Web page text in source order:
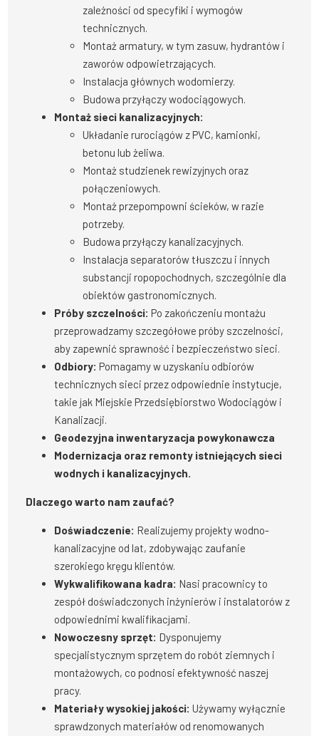
zależności od specyfiki i wymogów
technicznych.
Montaż armatury, w tym zasuw, hydrantów i
zaworów odpowietrzających.
Instalacja głównych wodomierzy.
Budowa przyłączy wodociągowych.
Montaż sieci kanalizacyjnych:
Układanie rurociągów z PVC, kamionki,
betonu lub żeliwa.
Montaż studzienek rewizyjnych oraz
połączeniowych.
Montaż przepompowni ścieków, w razie
potrzeby.
Budowa przyłączy kanalizacyjnych.
Instalacja separatorów tłuszczu i innych
substancji ropopochodnych, szczególnie dla
obiektów gastronomicznych.
Próby szczelności: Po zakończeniu montażu
przeprowadzamy szczegółowe próby szczelności,
aby zapewnić sprawność i bezpieczeństwo sieci.
Odbiory: Pomagamy w uzyskaniu odbiorów
technicznych sieci przez odpowiednie instytucje,
takie jak Miejskie Przedsiębiorstwo Wodociągów i
Kanalizacji.
Geodezyjna inwentaryzacja powykonawcza
Modernizacja oraz remonty istniejących sieci
wodnych i kanalizacyjnych.
Dlaczego warto nam zaufać?
Doświadczenie: Realizujemy projekty wodno-
kanalizacyjne od lat, zdobywając zaufanie
szerokiego kręgu klientów.
Wykwalifikowana kadra: Nasi pracownicy to
zespół doświadczonych inżynierów i instalatorów z
odpowiednimi kwalifikacjami.
Nowoczesny sprzęt: Dysponujemy
specjalistycznym sprzętem do robót ziemnych i
montażowych, co podnosi efektywność naszej
pracy.
Materiały wysokiej jakości: Używamy wyłącznie
sprawdzonych materiałów od renomowanych